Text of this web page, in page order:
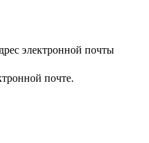
электронной почты
почте.